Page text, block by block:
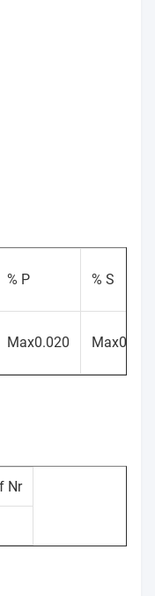
% P % S
Max0.020 Max0.020
Nr